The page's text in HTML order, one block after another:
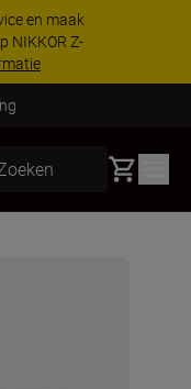
en maak
NIKKOR Z-
Basket